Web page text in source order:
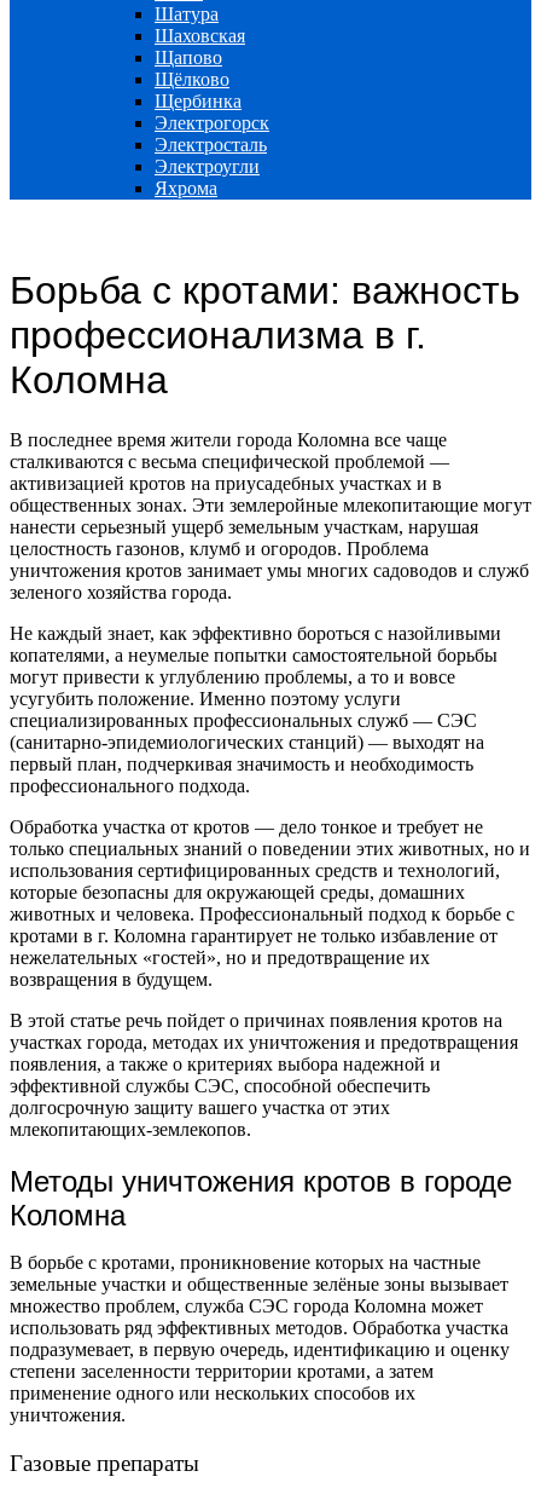
Шатура
Шаховская
Щапово
Щёлково
Щербинка
Электрогорск
Электросталь
Электроугли
Яхрома
Борьба с кротами: важность
профессионализма в г.
Коломна
В последнее время жители города Коломна все чаще
сталкиваются с весьма специфической проблемой —
активизацией кротов на приусадебных участках и в
общественных зонах. Эти землеройные млекопитающие могут
нанести серьезный ущерб земельным участкам, нарушая
целостность газонов, клумб и огородов. Проблема
уничтожения кротов занимает умы многих садоводов и служб
зеленого хозяйства города.
Не каждый знает, как эффективно бороться с назойливыми
копателями, а неумелые попытки самостоятельной борьбы
могут привести к углублению проблемы, а то и вовсе
усугубить положение. Именно поэтому услуги
специализированных профессиональных служб — СЭС
(санитарно-эпидемиологических станций) — выходят на
первый план, подчеркивая значимость и необходимость
профессионального подхода.
Обработка участка от кротов — дело тонкое и требует не
только специальных знаний о поведении этих животных, но и
использования сертифицированных средств и технологий,
которые безопасны для окружающей среды, домашних
животных и человека. Профессиональный подход к борьбе с
кротами в г. Коломна гарантирует не только избавление от
нежелательных «гостей», но и предотвращение их
возвращения в будущем.
В этой статье речь пойдет о причинах появления кротов на
участках города, методах их уничтожения и предотвращения
появления, а также о критериях выбора надежной и
эффективной службы СЭС, способной обеспечить
долгосрочную защиту вашего участка от этих
млекопитающих-землекопов.
Методы уничтожения кротов в городе
Коломна
В борьбе с кротами, проникновение которых на частные
земельные участки и общественные зелёные зоны вызывает
множество проблем, служба СЭС города Коломна может
использовать ряд эффективных методов. Обработка участка
подразумевает, в первую очередь, идентификацию и оценку
степени заселенности территории кротами, а затем
применение одного или нескольких способов их
уничтожения.
Газовые препараты